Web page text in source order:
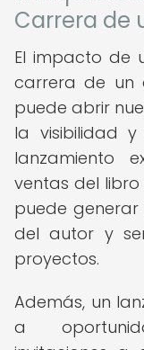
Carrera de
El impacto de
carrera de un
puede abrir
la visibilidad
lanzamiento
ventas del
puede generar
del autor y
proyectos.
Además, un
a